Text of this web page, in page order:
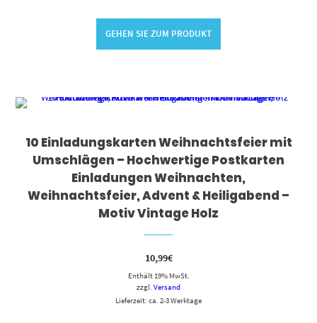
GEHEN SIE ZUM PRODUKT
10 Einladungskarten Weihnachtsfeier mit
Umschlägen – Hochwertige Postkarten
Einladungen Weihnachten,
Weihnachtsfeier, Advent & Heiligabend –
Motiv Vintage Holz
10,99€
Enthält 19% MwSt.
zzgl. Versand
Lieferzeit: ca. 2-3 Werktage